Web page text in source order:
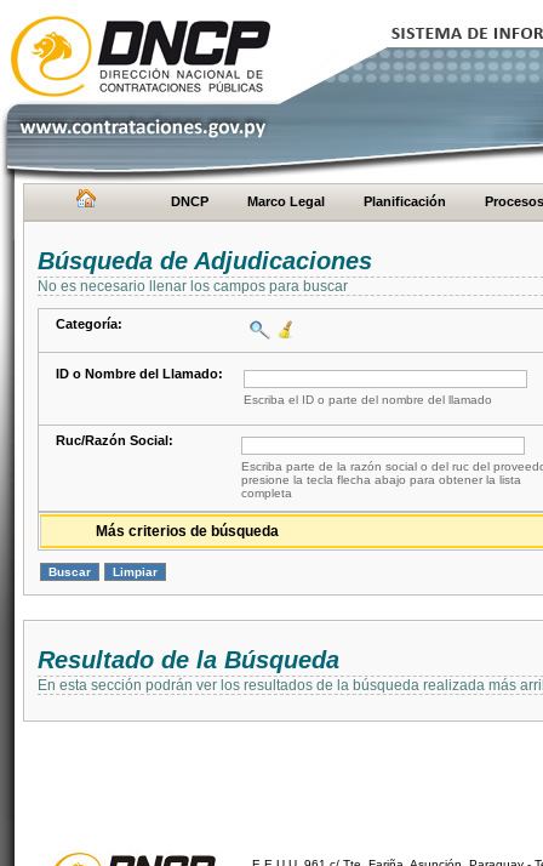
DNCP Marco Legal Planificación Procesos
Búsqueda de Adjudicaciones
No es necesario llenar los campos para buscar
Categoría:
ID o Nombre del Llamado:
Escriba el ID o parte del nombre del llamado
Ruc/Razón Social:
Escriba parte de la razón social o del ruc del
presione la tecla flecha abajo para obtener la lista
completa
Más criterios de búsqueda
Resultado de la Búsqueda
En esta sección podrán ver los resultados de la búsqueda realizada más